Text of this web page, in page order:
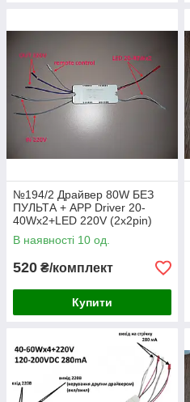
№194/2 Драйвер 80W БЕЗ
ПУЛЬТА + APP Driver 20-
40Wx2+LED 220V (2x2pin)
DESE DS-521B
В наявності 10 од.
520 ₴/комплект
Купити